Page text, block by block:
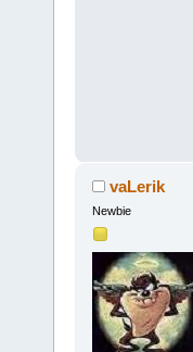
vaLerik
Newbie